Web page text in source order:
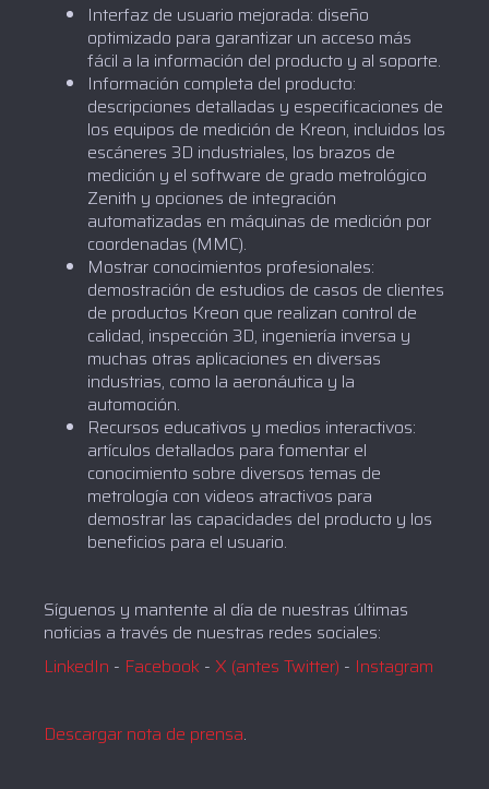
Interfaz de usuario mejorada: diseño
optimizado para garantizar un acceso más
fácil a la información del producto y al soporte.
Información completa del producto:
descripciones detalladas y especificaciones de
los equipos de medición de Kreon, incluidos los
escáneres 3D industriales, los brazos de
medición y el software de grado metrológico
Zenith y opciones de integración
automatizadas en máquinas de medición por
coordenadas (MMC).
Mostrar conocimientos profesionales:
demostración de estudios de casos de clientes
de productos Kreon que realizan control de
calidad, inspección 3D, ingeniería inversa y
muchas otras aplicaciones en diversas
industrias, como la aeronáutica y la
automoción.
Recursos educativos y medios interactivos:
artículos detallados para fomentar el
conocimiento sobre diversos temas de
metrología con videos atractivos para
demostrar las capacidades del producto y los
beneficios para el usuario.
Síguenos y mantente al día de nuestras últimas
noticias a través de nuestras redes sociales:
LinkedIn - Facebook - X (antes Twitter) - Instagram
Descargar nota de prensa.